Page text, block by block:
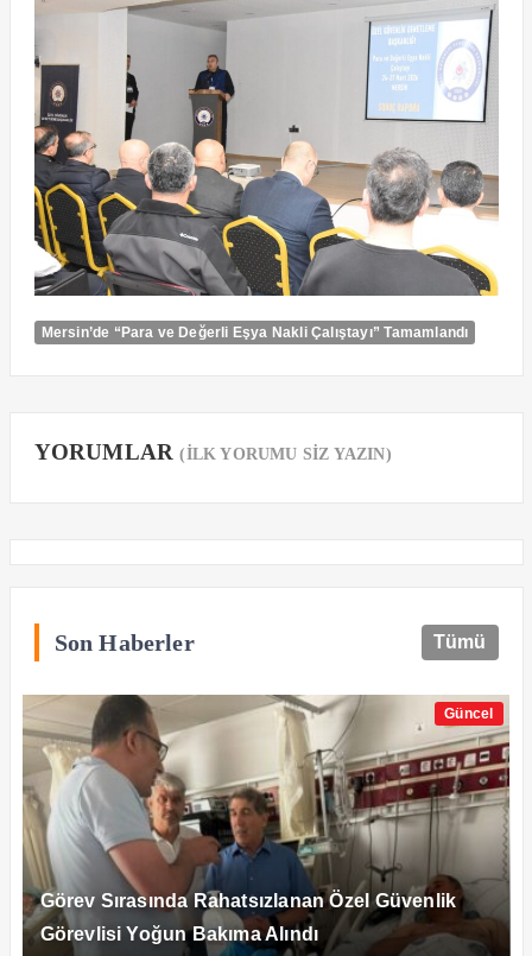
Mersin’de “Para ve Değerli Eşya Nakli Çalıştayı” Tamamlandı
YORUMLAR(İLK YORUMU SİZ YAZIN)
Son Haberler Tümü
Güncel
Görev Sırasında Rahatsızlanan Özel Güvenlik
Görevlisi Yoğun Bakıma Alındı